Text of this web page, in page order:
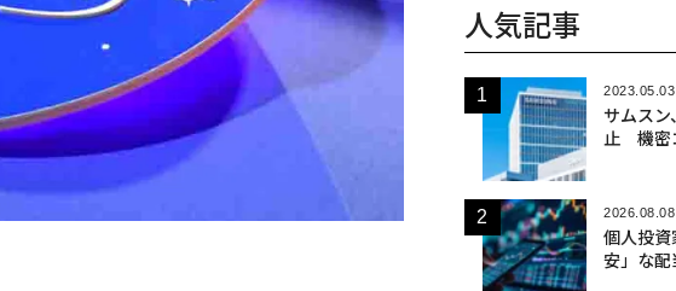
人気記事
2023.05.03
サムス
止 機密
2026.08.08
個人投
安」な